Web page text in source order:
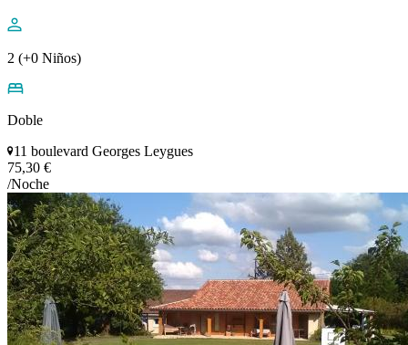
2 (+0 Niños)
Doble
11 boulevard Georges Leygues
75,30 €
/Noche